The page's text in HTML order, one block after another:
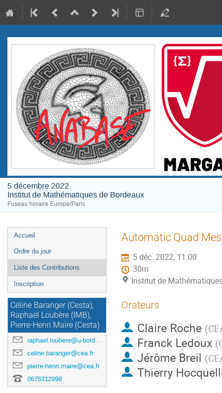
5 décembre 2022
Institut de Mathématiques de Bordeaux
Fuseau horaire Europe/Paris
Menu
de
l'événement
Accueil
Ordre du jour
Liste des Contributions
Inscription
Céline Baranger (Cesta),
Raphaël Loubère (IMB),
Pierre-Henri Maire (Cesta)
raphael.loubere@u-bordeaux.fr
celine.baranger@cea.fr
pierre-henri.maire@cea.fr
0675312998
Automatic Quad
5 déc. 2022, 11:00
30m
Institut de
Orateurs
Claire Roche (
Franck Ledoux (
Jérôme Breil (
Thierry